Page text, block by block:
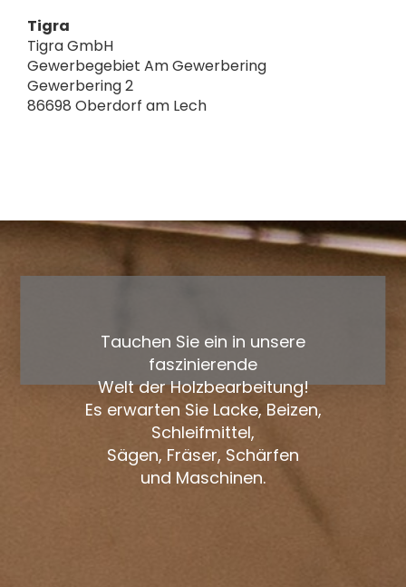
Tigra
Tigra GmbH
Gewerbegebiet Am Gewerbering
Gewerbering 2
86698 Oberdorf am Lech
Tauchen Sie ein in unsere
faszinierende
Welt der Holzbearbeitung!
Es erwarten Sie Lacke, Beizen,
Schleifmittel,
Sägen, Fräser, Schärfen
und Maschinen.